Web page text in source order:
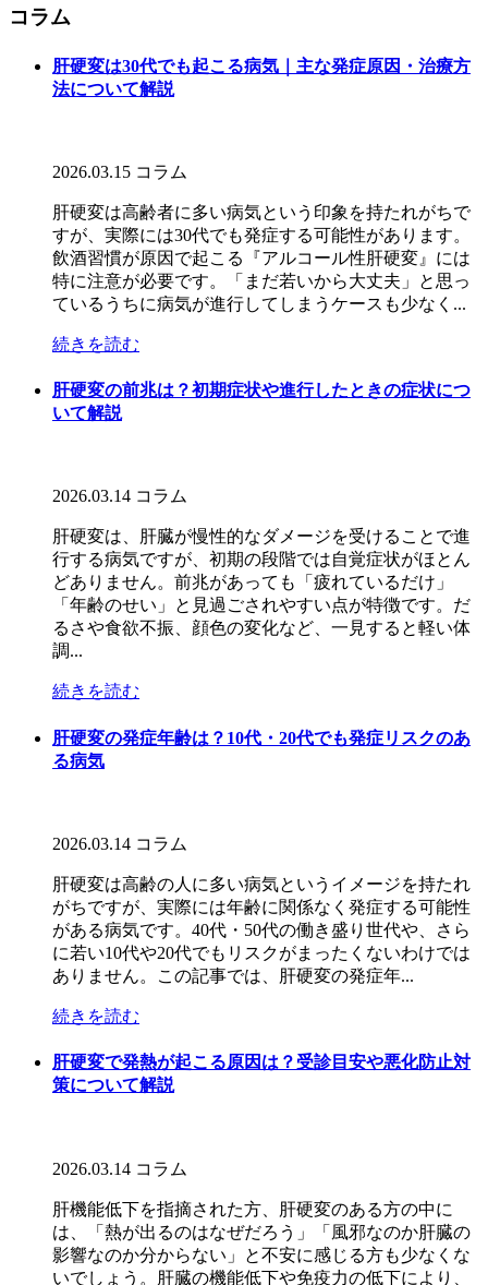
コラム
肝硬変は30代でも起こる病気｜主な発症原因・治療方
法について解説
2026.03.15 コラム
肝硬変は高齢者に多い病気という印象を持たれがちで
すが、実際には30代でも発症する可能性があります。
飲酒習慣が原因で起こる『アルコール性肝硬変』には
特に注意が必要です。「まだ若いから大丈夫」と思っ
ているうちに病気が進行してしまうケースも少なく...
続きを読む
肝硬変の前兆は？初期症状や進行したときの症状につ
いて解説
2026.03.14 コラム
肝硬変は、肝臓が慢性的なダメージを受けることで進
行する病気ですが、初期の段階では自覚症状がほとん
どありません。前兆があっても「疲れているだけ」
「年齢のせい」と見過ごされやすい点が特徴です。だ
るさや食欲不振、顔色の変化など、一見すると軽い体
調...
続きを読む
肝硬変の発症年齢は？10代・20代でも発症リスクのあ
る病気
2026.03.14 コラム
肝硬変は高齢の人に多い病気というイメージを持たれ
がちですが、実際には年齢に関係なく発症する可能性
がある病気です。40代・50代の働き盛り世代や、さら
に若い10代や20代でもリスクがまったくないわけでは
ありません。この記事では、肝硬変の発症年...
続きを読む
肝硬変で発熱が起こる原因は？受診目安や悪化防止対
策について解説
2026.03.14 コラム
肝機能低下を指摘された方、肝硬変のある方の中に
は、「熱が出るのはなぜだろう」「風邪なのか肝臓の
影響なのか分からない」と不安に感じる方も少なくな
いでしょう。肝臓の機能低下や免疫力の低下により、